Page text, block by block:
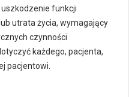
funkcji
utrata życia, wymagający
czynności
każdego, pacjenta,
pacjentowi.